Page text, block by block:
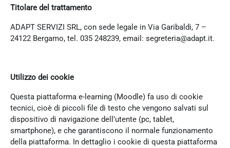
Titolare del trattamento
ADAPT SERVIZI SRL, con sede legale in Via Garibaldi, 7 –
24122 Bergamo, tel. 035 248239, email: segreteria@adapt.it.
Utilizzo dei cookie
Questa piattaforma e-learning (Moodle) fa uso di cookie
tecnici, cioè di piccoli file di testo che vengono salvati sul
dispositivo di navigazione dell’utente (pc, tablet,
smartphone), e che garantiscono il normale funzionamento
della piattaforma. In dettaglio i cookie di questa piattaforma